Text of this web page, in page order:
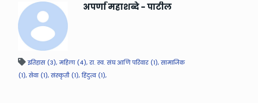
अपर्णा महाशब्दे - पाटील
इतिहास (3), महिला (4), रा. स्व. संघ आणि परिवार (1), सामाजिक
(1), सेवा (1), संस्कृती (1), हिंदुत्व (1),